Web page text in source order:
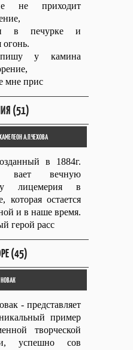
не приходит
в печурке и
огонь.
у камина
мне прис
(51)
А.П.ЧЕХОВА
в 1884г.
вает вечную
лицемерия в
которая остается
и в наше время.
герой расс
(45)
- представляет
пример
творческой
успешно сов